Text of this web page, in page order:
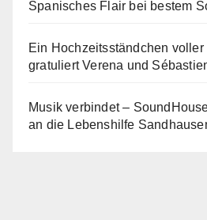
Spanisches Flair bei bestem
Ein Hochzeitsständchen
gratuliert Verena und
Musik verbindet –
an die Lebenshilfe